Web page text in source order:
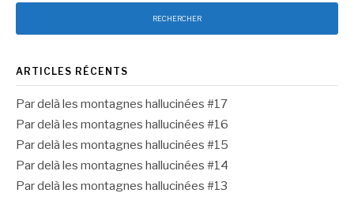
ARTICLES RÉCENTS
Par delà les montagnes hallucinées #17
Par delà les montagnes hallucinées #16
Par delà les montagnes hallucinées #15
Par delà les montagnes hallucinées #14
Par delà les montagnes hallucinées #13